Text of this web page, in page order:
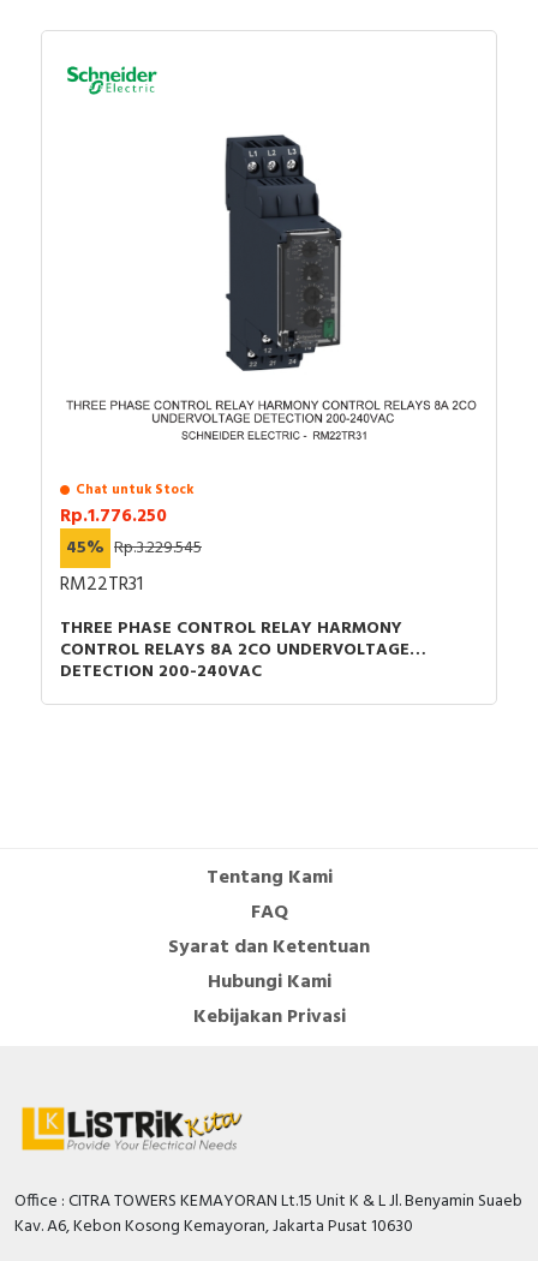
AC-14
DC-13
Komposisi kontak kutub: 3 NO + 2 NC
Jenis sirkuit kontrol: AC pada 50/60 Hz
[Uc] tegangan sirkuit kontrol: 380 V AC 50/60 Hz
[Uimp] tegangan tahan impuls terukur: 6 kV sesuai
[Ith] arus termal udara bebas konvensional: 10 A
Daya tahan mekanis: 30 Mcycles
Laju operasi maksimum: 180 cyc/mn
Daya masuk dalam VA: 70 VA 50 Hz (pada 20 °C)
Konsumsi daya tahan dalam VA: 8 VA 50 Hz (pada
Tegangan switching minimum: 17 V
Arus switching minimum: 5 mA
Tinggi: 77 mm
Lebar: 45 mm
Kedalaman: 84 mm
Berat produk: 0,58 kg
besar bisa menghubungi tim sales atau marketing
kami, dengan klik
Chat untuk Stock
Rp.1.776.250
45% Rp.3.229.545
RM22TR31
THREE PHASE CONTROL RELAY HARMONY
CONTROL RELAYS 8A 2CO UNDERVOLTAGE
DETECTION 200-240VAC
Tentang Kami
FAQ
Syarat dan Ketentuan
Hubungi Kami
Kebijakan Privasi
Office : CITRA TOWERS KEMAYORAN Lt.15 Unit K & L Jl. Benyamin Suaeb
Kav. A6, Kebon Kosong Kemayoran, Jakarta Pusat 10630